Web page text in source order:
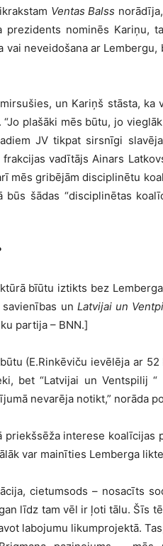
Ventas Balss
nominēs Kariņu,
neveidošana ar Lembergu,
un Kariņš stāsta, ka
plašāki mēs būtu, jo
JV tikpat sirsnīgi slavēja
vadītājs Ainars
mēs gribējām disciplinētu
šādas “disciplinētas
bīūtu iztikts bez
un Latvijai un
partija – BNN.]
(E.Rinkēviču ievēlēja ar 52
bet “Latvijai un Ventspilij “
nevarēja notikt,” norāda
interese koalīcijas
var mainīties Lemberga
cietumsods – nosacīts
līdz tam vēl ir ļoti tālu. Šīs
labojumu likumprojektā.